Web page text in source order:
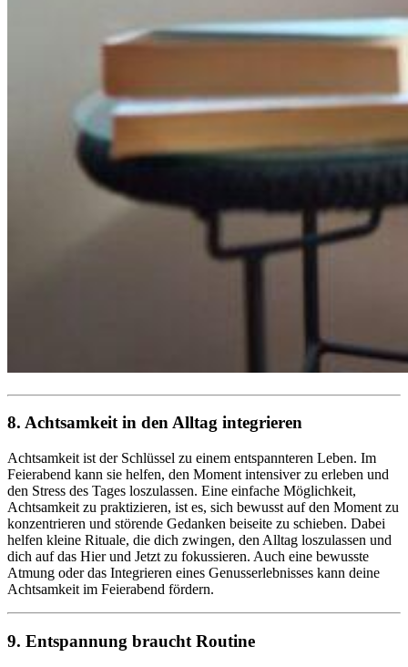
8. Achtsamkeit in den Alltag integrieren
Achtsamkeit ist der Schlüssel zu einem entspannteren Leben. Im
Feierabend kann sie helfen, den Moment intensiver zu erleben und
den Stress des Tages loszulassen. Eine einfache Möglichkeit,
Achtsamkeit zu praktizieren, ist es, sich bewusst auf den Moment zu
konzentrieren und störende Gedanken beiseite zu schieben. Dabei
helfen kleine Rituale, die dich zwingen, den Alltag loszulassen und
dich auf das Hier und Jetzt zu fokussieren. Auch eine bewusste
Atmung oder das Integrieren eines Genusserlebnisses kann deine
Achtsamkeit im Feierabend fördern.
9. Entspannung braucht Routine